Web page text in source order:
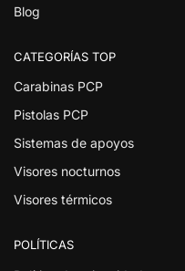
Blog
CATEGORÍAS TOP
Carabinas PCP
Pistolas PCP
Sistemas de apoyos
Visores nocturnos
Visores térmicos
POLÍTICAS